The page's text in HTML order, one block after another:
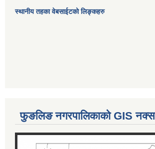
स्थानीय तहका वेबसाईटको लिङ्कहरु
फुङलिङ नगरपालिकाको GIS